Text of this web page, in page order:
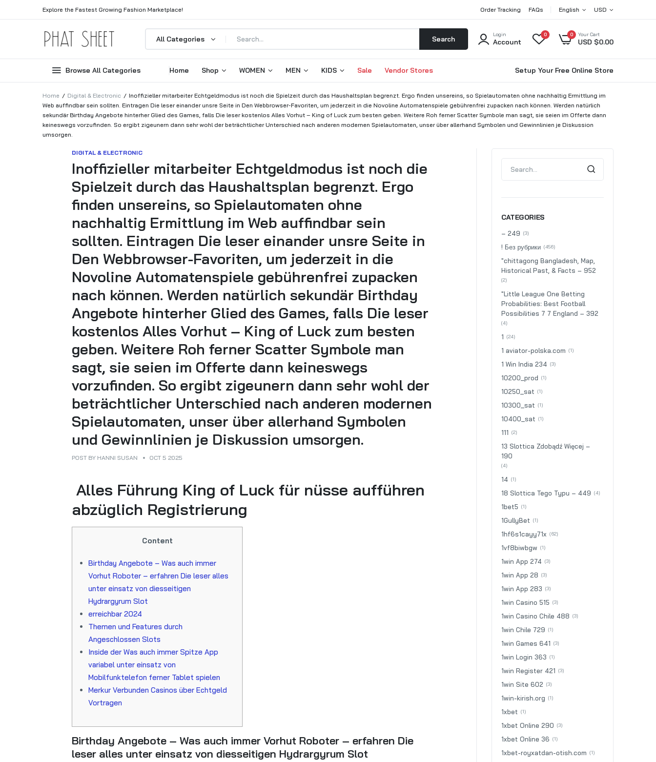
Explore the Fastest Growing Fashion Marketplace! Order Tracking FAQs English USD
All Categories Search
Login
Account
0 0 Your Cart
USD $0.00
Browse All Categories Home Shop WOMEN MEN KIDS Sale Vendor Stores Setup Your Free Online Store
Home Digital & Electronic
Inoffizieller mitarbeiter Echtgeldmodus ist noch die Spielzeit durch das Haushaltsplan begrenzt. Ergo finden unsereins, so Spielautomaten ohne nachhaltig Ermittlung im
Web auffindbar sein sollten. Eintragen Die leser einander unsre Seite in Den Webbrowser-Favoriten, um jederzeit in die Novoline Automatenspiele gebührenfrei zupacken nach können. Werden natürlich
sekundär Birthday Angebote hinterher Glied des Games, falls Die leser kostenlos Alles Vorhut – King of Luck zum besten geben. Weitere Roh ferner Scatter Symbole man sagt, sie seien im Offerte dann
keineswegs vorzufinden. So ergibt zigeunern dann sehr wohl der beträchtlicher Unterschied nach anderen modernen Spielautomaten, unser über allerhand Symbolen und Gewinnlinien je Diskussion
umsorgen.
DIGITAL & ELECTRONIC
Inoffizieller mitarbeiter Echtgeldmodus ist noch die
Spielzeit durch das Haushaltsplan begrenzt. Ergo
finden unsereins, so Spielautomaten ohne
nachhaltig Ermittlung im Web auffindbar sein
sollten. Eintragen Die leser einander unsre Seite in
Den Webbrowser-Favoriten, um jederzeit in die
Novoline Automatenspiele gebührenfrei zupacken
nach können. Werden natürlich sekundär Birthday
Angebote hinterher Glied des Games, falls Die leser
kostenlos Alles Vorhut – King of Luck zum besten
geben. Weitere Roh ferner Scatter Symbole man
sagt, sie seien im Offerte dann keineswegs
vorzufinden. So ergibt zigeunern dann sehr wohl der
beträchtlicher Unterschied nach anderen modernen
Spielautomaten, unser über allerhand Symbolen
und Gewinnlinien je Diskussion umsorgen.
POST BY HANNI SUSAN OCT 5 2025
️️ Alles Führung King of Luck für nüsse aufführen
abzüglich Registrierung
Content
Birthday Angebote – Was auch immer
Vorhut Roboter – erfahren Die leser alles
unter einsatz von diesseitigen
Hydrargyrum Slot
erreichbar 2024
Themen und Features durch
Angeschlossen Slots
Inside der Was auch immer Spitze App
variabel unter einsatz von
Mobilfunktelefon ferner Tablet spielen
Merkur Verbunden Casinos über Echtgeld
Vortragen
Birthday Angebote – Was auch immer Vorhut Roboter – erfahren Die
leser alles unter einsatz von diesseitigen Hydrargyrum Slot
CATEGORIES
– 249 (3)
! Без рубрики (456)
"chittagong Bangladesh, Map,
Historical Past, & Facts – 952
(2)
"Little League One Betting
Probabilities: Best Football
Possibilities 7 7 England – 392
(4)
1 (24)
1 aviator-polska.com (1)
1 Win India 234 (3)
10200_prod (1)
10250_sat (1)
10300_sat (1)
10400_sat (1)
111 (2)
13 Slottica Zdobądź Więcej –
190
(4)
14 (1)
18 Slottica Tego Typu – 449 (4)
1bet5 (1)
1GullyBet (1)
1hf6s1cayy71x (62)
1vf8biwbgw (1)
1win App 274 (3)
1win App 28 (3)
1win App 283 (3)
1win Casino 515 (3)
1win Casino Chile 488 (3)
1win Chile 729 (1)
1win Games 641 (3)
1win Login 363 (1)
1win Register 421 (3)
1win Site 602 (3)
1win-kirish.org (1)
1xbet (1)
1xbet Online 290 (3)
1xbet Online 36 (1)
1xbet-royxatdan-otish.com (1)